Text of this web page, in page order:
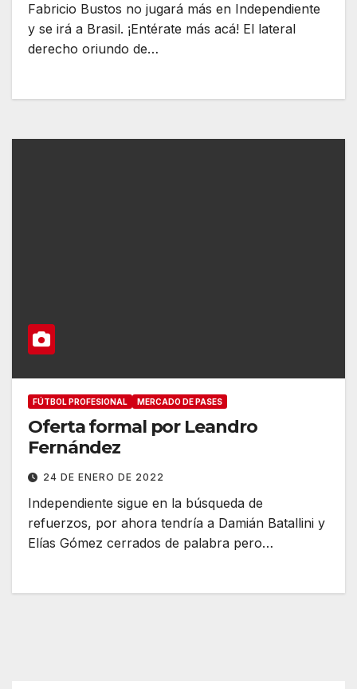
Fabricio Bustos no jugará más en Independiente
y se irá a Brasil. ¡Entérate más acá! El lateral
derecho oriundo de…
FÚTBOL PROFESIONAL MERCADO DE PASES
Oferta formal por Leandro
Fernández
24 DE ENERO DE 2022
Independiente sigue en la búsqueda de
refuerzos, por ahora tendría a Damián Batallini y
Elías Gómez cerrados de palabra pero…